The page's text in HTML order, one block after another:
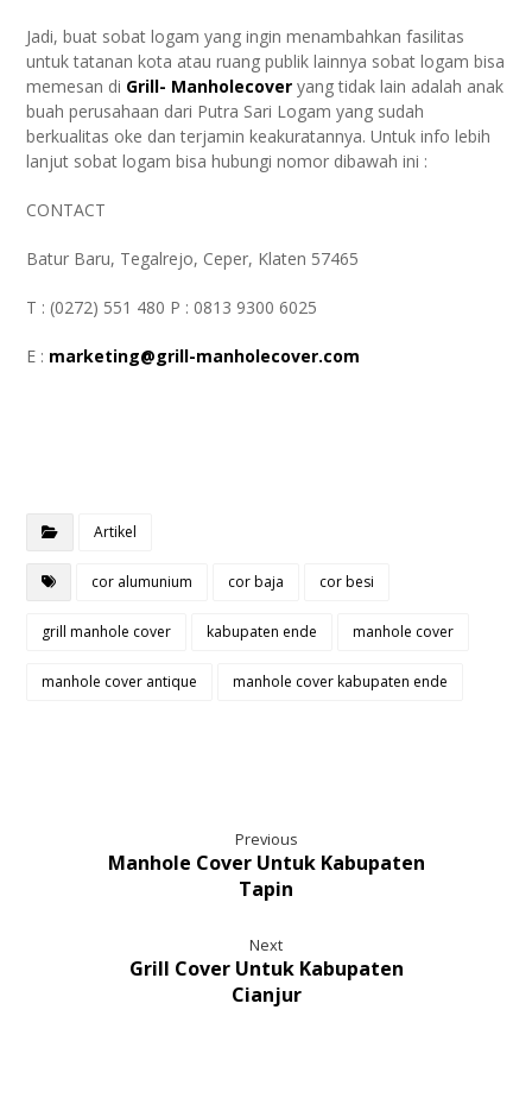
Jadi, buat sobat logam yang ingin menambahkan fasilitas
untuk tatanan kota atau ruang publik lainnya sobat logam bisa
memesan di Grill- Manholecover yang tidak lain adalah anak
buah perusahaan dari Putra Sari Logam yang sudah
berkualitas oke dan terjamin keakuratannya. Untuk info lebih
lanjut sobat logam bisa hubungi nomor dibawah ini :
CONTACT
Batur Baru, Tegalrejo, Ceper, Klaten 57465
T : (0272) 551 480 P : 0813 9300 6025
E : marketing@grill-manholecover.com
Artikel
cor alumunium cor baja cor besi
grill manhole cover kabupaten ende manhole cover
manhole cover antique manhole cover kabupaten ende
Previous
Manhole Cover Untuk Kabupaten
Tapin
Next
Grill Cover Untuk Kabupaten
Cianjur